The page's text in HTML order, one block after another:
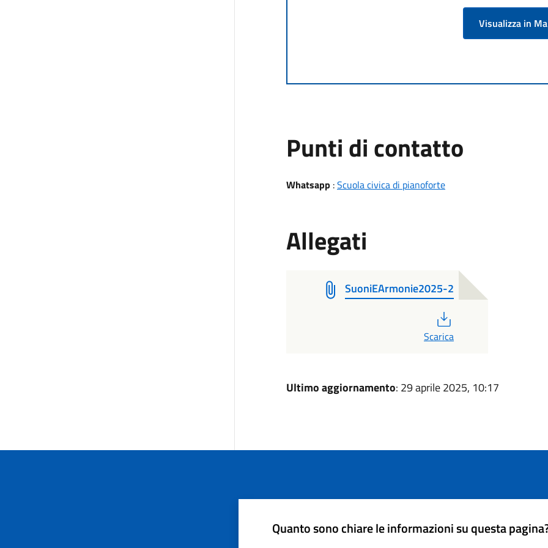
Visualizza in
Punti di contatto
Whatsapp :Scuola civica di pianoforte
Allegati
SuoniEArmonie2025-2
Scarica
Ultimo aggiornamento: 29 aprile 2025, 10:17
Quanto sono chiare le informazioni su questa